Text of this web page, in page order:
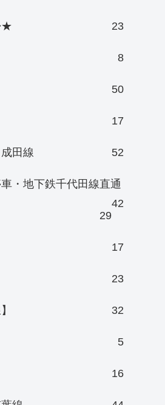
23
8
50
17
田線 52
・地下鉄千代田線直通
42
29
17
23
32
5
16